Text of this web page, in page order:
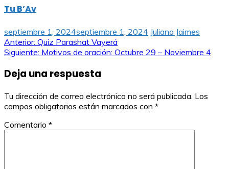
Tu B’Av
septiembre 1, 2024septiembre 1, 2024 Juliana Jaimes
Navegación
entradas
Anterior: Quiz Parashat Vayerá
Siguiente: Motivos de oración: Octubre 29 – Noviembre 4
Deja una respuesta
Tu dirección de correo electrónico no será publicada. Los
campos obligatorios están marcados con *
Comentario *